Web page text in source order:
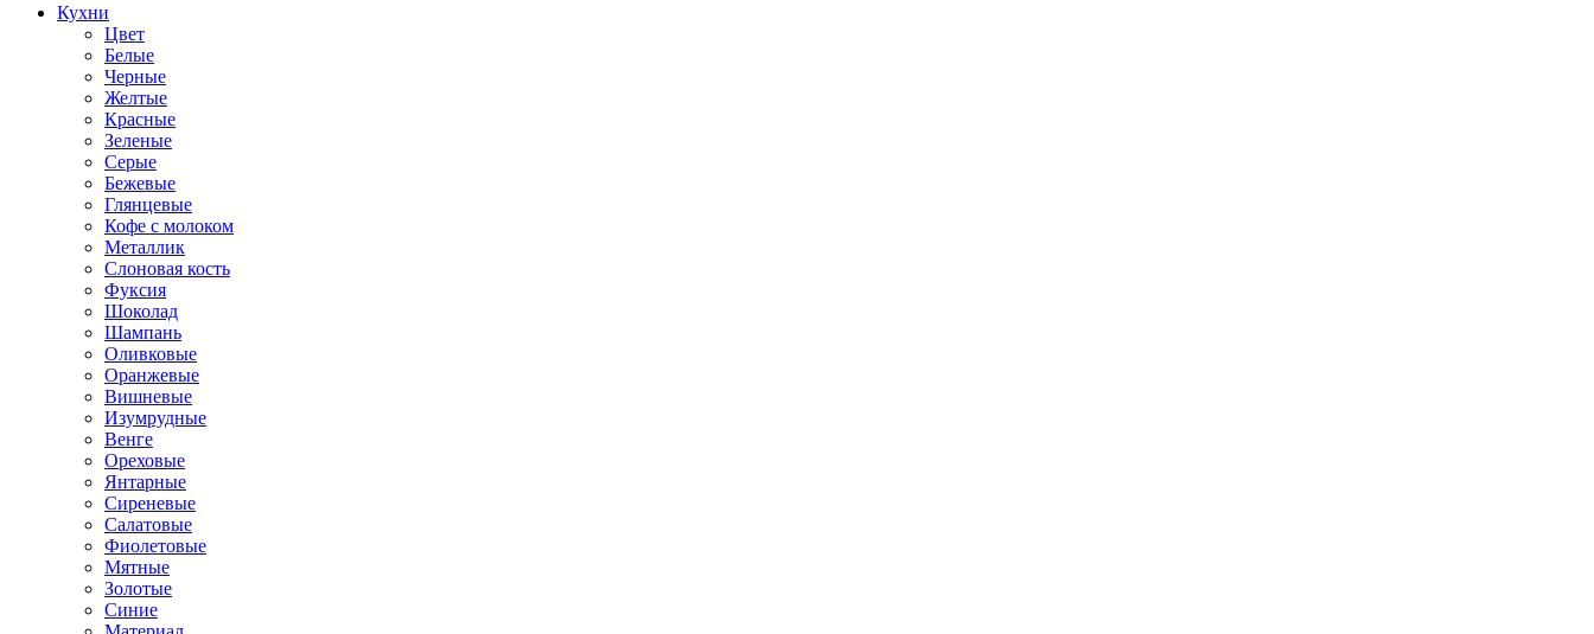
Кухни
Цвет
Белые
Черные
Желтые
Красные
Зеленые
Серые
Бежевые
Глянцевые
Кофе с молоком
Металлик
Слоновая кость
Фуксия
Шоколад
Шампань
Оливковые
Оранжевые
Вишневые
Изумрудные
Венге
Ореховые
Янтарные
Сиреневые
Салатовые
Фиолетовые
Мятные
Золотые
Синие